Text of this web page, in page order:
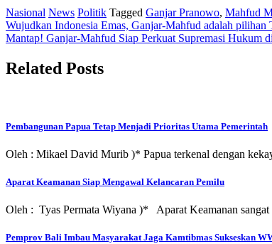
Nasional News Politik Tagged Ganjar Pranowo, Mahfud
Post
navigation
Wujudkan Indonesia Emas, Ganjar-Mahfud adalah pilihan
Mantap! Ganjar-Mahfud Siap Perkuat Supremasi Hukum
Related Posts
Pembangunan Papua Tetap Menjadi Prioritas Utama Pemerintah
Oleh : Mikael David Murib )* Papua terkenal dengan
Aparat Keamanan Siap Mengawal Kelancaran Pemilu
Oleh : Tyas Permata Wiyana )* Aparat Keamanan
Pemprov Bali Imbau Masyarakat Jaga Kamtibmas Sukseskan